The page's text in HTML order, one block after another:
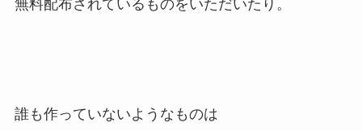
無料配布されているものをいただいたり。
誰も作っていないようなものは